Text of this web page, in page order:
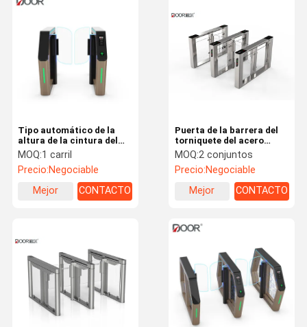
Tipo automático de la
altura de la cintura del
torniquete de la puerta de
velocidad del oscilación
del motor servo
MOQ:1 carril
Precio:Negociable
Mejor
CONTACTO
Puerta de la barrera del
torniquete del acero
inoxidable Sus304
MOQ:2 conjuntos
Precio:Negociable
Mejor
CONTACTO